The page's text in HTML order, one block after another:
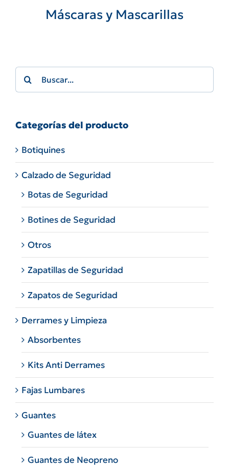
Máscaras y Mascarillas
Search
for:
Categorías del producto
Botiquines
Calzado de Seguridad
Botas de Seguridad
Botines de Seguridad
Otros
Zapatillas de Seguridad
Zapatos de Seguridad
Derrames y Limpieza
Absorbentes
Kits Anti Derrames
Fajas Lumbares
Guantes
Guantes de látex
Guantes de Neopreno